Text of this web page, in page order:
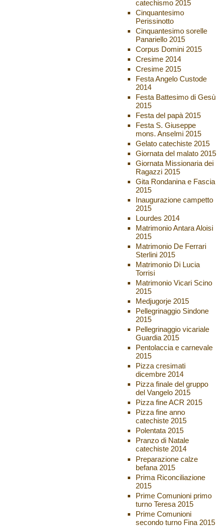
catechismo 2015
Cinquantesimo
Perissinotto
Cinquantesimo sorelle
Panariello 2015
Corpus Domini 2015
Cresime 2014
Cresime 2015
Festa Angelo Custode
2014
Festa Battesimo di Gesù
2015
Festa del papà 2015
Festa S. Giuseppe
mons. Anselmi 2015
Gelato catechiste 2015
Giornata del malato 2015
Giornata Missionaria dei
Ragazzi 2015
Gita Rondanina e Fascia
2015
Inaugurazione campetto
2015
Lourdes 2014
Matrimonio Antara Aloisi
2015
Matrimonio De Ferrari
Sterlini 2015
Matrimonio Di Lucia
Torrisi
Matrimonio Vicari Scino
2015
Medjugorje 2015
Pellegrinaggio Sindone
2015
Pellegrinaggio vicariale
Guardia 2015
Pentolaccia e carnevale
2015
Pizza cresimati
dicembre 2014
Pizza finale del gruppo
del Vangelo 2015
Pizza fine ACR 2015
Pizza fine anno
catechiste 2015
Polentata 2015
Pranzo di Natale
catechiste 2014
Preparazione calze
befana 2015
Prima Riconciliazione
2015
Prime Comunioni primo
turno Teresa 2015
Prime Comunioni
secondo turno Fina 2015